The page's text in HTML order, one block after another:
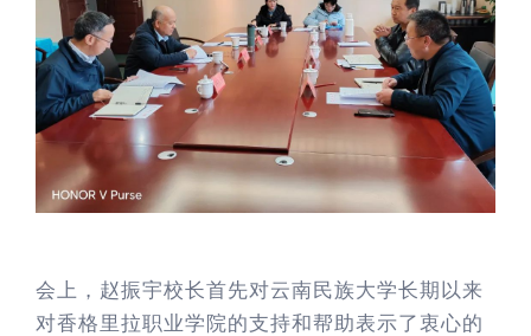
会上，赵振宇校长首先对云南民族大学长期以来
对香格里拉职业学院的支持和帮助表示了衷心的